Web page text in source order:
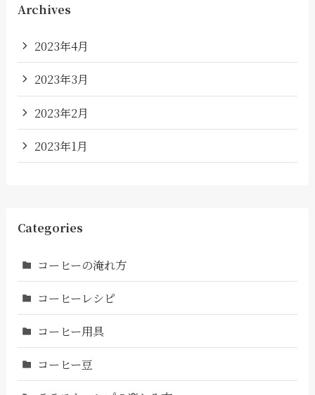
Archives
2023年4月
2023年3月
2023年2月
2023年1月
Categories
コーヒーの淹れ方
コーヒーレシピ
コーヒー用具
コーヒー豆